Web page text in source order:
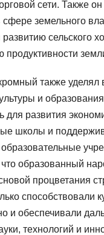
сети. Также
земельного
сельского
также уделял
и
для развития
школы и
образованный
процветания
способствовали
и обеспечивали
технологий и